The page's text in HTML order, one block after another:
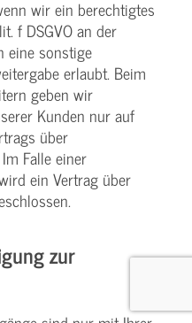
wir ein berechtigtes
f DSGVO an der
eine sonstige
erlaubt. Beim
geben wir
Kunden nur auf
über
Falle einer
ein Vertrag über
zur